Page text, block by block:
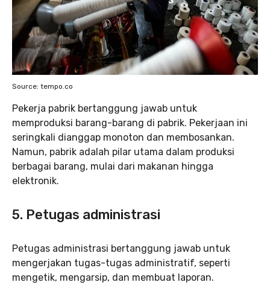
Source: tempo.co
Pekerja pabrik bertanggung jawab untuk
memproduksi barang-barang di pabrik. Pekerjaan ini
seringkali dianggap monoton dan membosankan.
Namun, pabrik adalah pilar utama dalam produksi
berbagai barang, mulai dari makanan hingga
elektronik.
5. Petugas administrasi
Petugas administrasi bertanggung jawab untuk
mengerjakan tugas-tugas administratif, seperti
mengetik, mengarsip, dan membuat laporan.